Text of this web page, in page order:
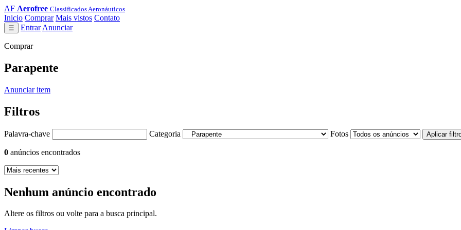
AF Aerofree Classificados Aeronáuticos
Inicio Comprar Mais vistos Contato
☰ Entrar Anunciar
Comprar
Parapente
Anunciar item
Filtros
Palavra-chave Categoria Fotos Aplicar
0 anúncios encontrados
Nenhum anúncio encontrado
Altere os filtros ou volte para a busca principal.